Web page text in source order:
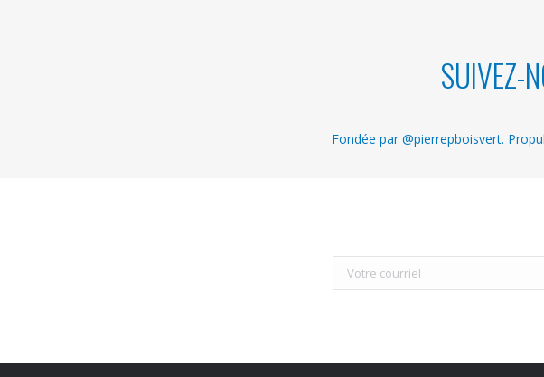
SUIVEZ-
Fondée par @pierrepboisvert.